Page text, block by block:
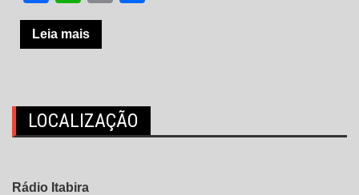
Leia mais
LOCALIZAÇÃO
Rádio Itabira